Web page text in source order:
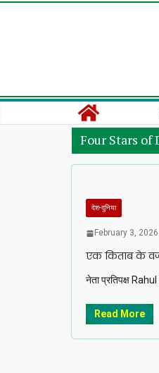
Four Stars of
देश-दुनिया
February 3, 2026
एक किताब के
नेता प्रतिपक्ष
Read More